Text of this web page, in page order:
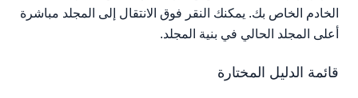
الخادم الخاص بك. يمكنك النقر فوق الانتقال إلى المجلد مباشرة
أعلى المجلد الحالي في بنية المجلد.
قائمة الدليل المختارة